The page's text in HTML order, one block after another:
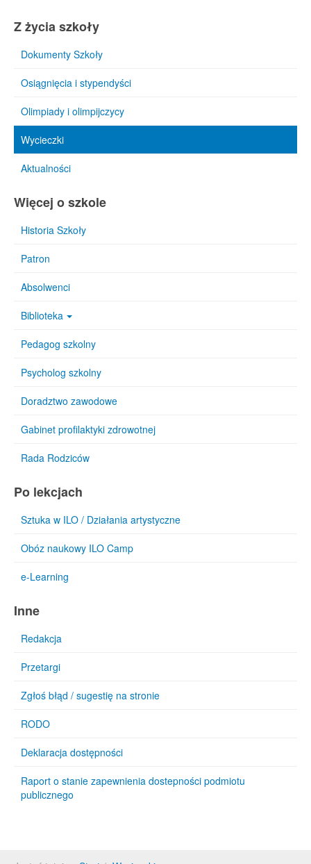
Z życia szkoły
Dokumenty Szkoły
Osiągnięcia i stypendyści
Olimpiady i olimpijczycy
Wycieczki
Aktualności
Więcej o szkole
Historia Szkoły
Patron
Absolwenci
Biblioteka
Pedagog szkolny
Psycholog szkolny
Doradztwo zawodowe
Gabinet profilaktyki zdrowotnej
Rada Rodziców
Po lekcjach
Sztuka w ILO / Działania artystyczne
Obóz naukowy ILO Camp
e-Learning
Inne
Redakcja
Przetargi
Zgłoś błąd / sugestię na stronie
RODO
Deklaracja dostępności
Raport o stanie zapewnienia dostepności podmiotu
publicznego